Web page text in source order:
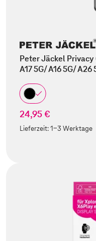
Peter Jäckel
A17 5G/ A16 5G/ A26
24,95 €
Lieferzeit:1-3 Werktage